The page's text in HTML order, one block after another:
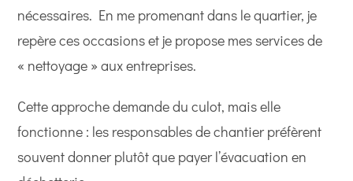
nécessaires. En me promenant dans le quartier, je
repère ces occasions et je propose mes services de
« nettoyage » aux entreprises.
Cette approche demande du culot, mais elle
fonctionne : les responsables de chantier préfèrent
souvent donner plutôt que payer l’évacuation en